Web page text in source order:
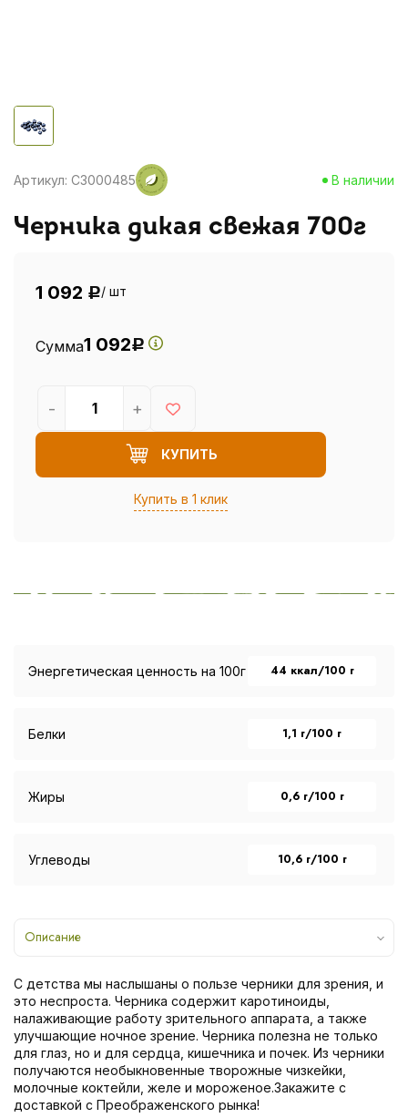
Артикул: C3000485 В наличии
Черника дикая свежая 700г
1 092 Р/ шт
Сумма1 092Р
КУПИТЬ
Купить в 1 клик
- +
Энергетическая ценность на 100г 44 ккал/100 г
Белки 1,1 г/100 г
Жиры 0,6 г/100 г
Углеводы 10,6 г/100 г
Описание
С детства мы наслышаны о пользе черники для зрения, и
это неспроста. Черника содержит каротиноиды,
налаживающие работу зрительного аппарата, а также
улучшающие ночное зрение. Черника полезна не только
для глаз, но и для сердца, кишечника и почек. Из черники
получаются необыкновенные творожные чизкейки,
молочные коктейли, желе и мороженое.Закажите с
доставкой с Преображенского рынка!